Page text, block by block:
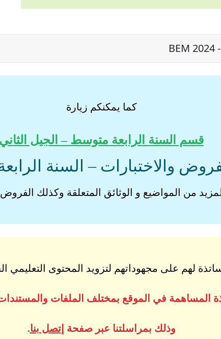
كما يمكنكم زيارة
قسم السنة الرابعة متوسط – الجيل
والاختبارات – السنة
من المواضيع و الوثائق المتعلقة وكذلك الفروض
لهم على مجهوداتهم لتزويد المحتوى التعليمي
المساهمة في الموقع بمختلف الملفات
وذلك بمراسلتنا عبر صفحة إتصل بنا.